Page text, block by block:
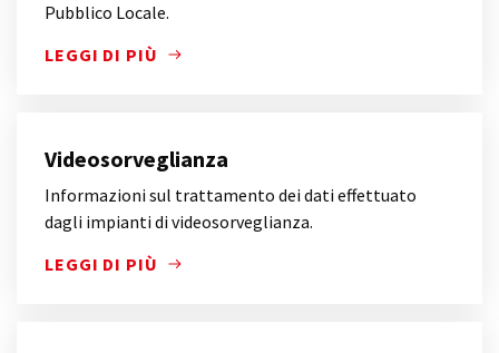
Pubblico Locale.
LEGGI DI PIÙ
INFORMAZIONI INERENTI ALLA PROCEDURA DI
Videosorveglianza
Informazioni sul trattamento dei dati effettuato
dagli impianti di videosorveglianza.
LEGGI DI PIÙ
INFORMAZIONI SUL TRATTAMENTO DEI DATI